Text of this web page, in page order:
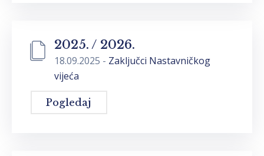
2025. / 2026.
18.09.2025 - Zaključci Nastavničkog
vijeća
Pogledaj